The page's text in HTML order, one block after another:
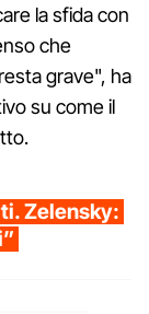
la sfida con
che
grave", ha
su come il
Zelensky: